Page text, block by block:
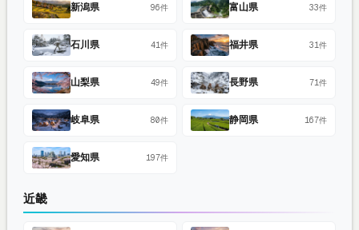
新潟県 96件 富山県 33件
石川県 41件 福井県 31件
山梨県 49件 長野県 71件
岐阜県 80件 静岡県 167件
愛知県 197件
近畿